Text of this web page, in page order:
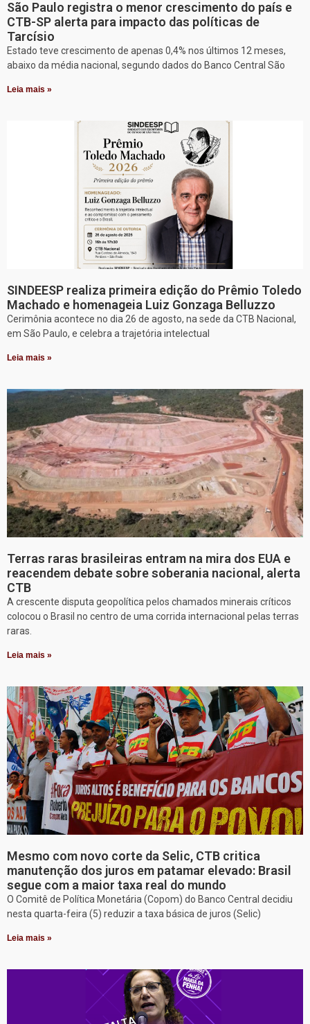
São Paulo registra o menor crescimento do país e
CTB-SP alerta para impacto das políticas de
Tarcísio
Estado teve crescimento de apenas 0,4% nos últimos 12 meses,
abaixo da média nacional, segundo dados do Banco Central São
Leia mais »
SINDEESP realiza primeira edição do Prêmio Toledo
Machado e homenageia Luiz Gonzaga Belluzzo
Cerimônia acontece no dia 26 de agosto, na sede da CTB Nacional,
em São Paulo, e celebra a trajetória intelectual
Leia mais »
Terras raras brasileiras entram na mira dos EUA e
reacendem debate sobre soberania nacional, alerta
CTB
A crescente disputa geopolítica pelos chamados minerais críticos
colocou o Brasil no centro de uma corrida internacional pelas terras
raras.
Leia mais »
Mesmo com novo corte da Selic, CTB critica
manutenção dos juros em patamar elevado: Brasil
segue com a maior taxa real do mundo
O Comitê de Política Monetária (Copom) do Banco Central decidiu
nesta quarta-feira (5) reduzir a taxa básica de juros (Selic)
Leia mais »